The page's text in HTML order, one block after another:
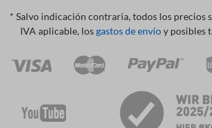
* Salvo indicación contraria, todos los precios
IVA aplicable, losgastos de envíoy posibles